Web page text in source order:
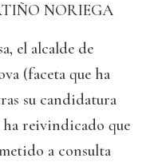
NORIEGA
el alcalde de
(faceta que ha
su candidatura
reivindicado que
a consulta